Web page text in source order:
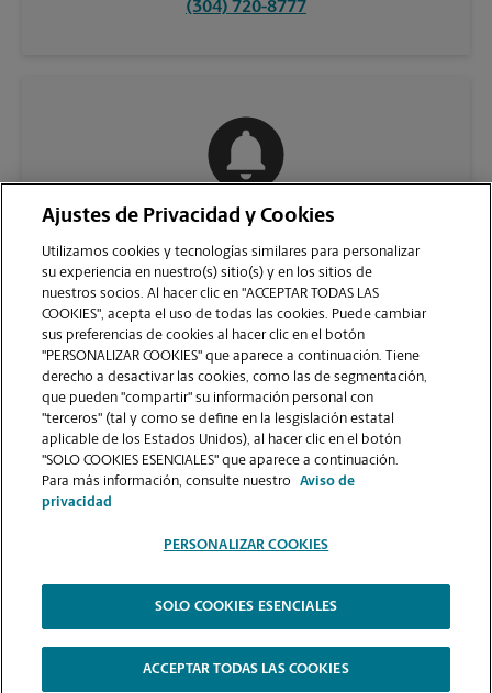
(304) 720-8777
VER LA PÁGINA DE LA TIENDA
2026.
The UPS Store | Aviso de Privacidad | Términos de Uso del Sitio Web |
Contraste Alto
Ajustes de Privacidad y Cookies
Utilizamos cookies y tecnologías similares para personalizar
su experiencia en nuestro(s) sitio(s) y en los sitios de
nuestros socios. Al hacer clic en "ACCEPTAR TODAS LAS
COOKIES", acepta el uso de todas las cookies. Puede cambiar
sus preferencias de cookies al hacer clic en el botón
"PERSONALIZAR COOKIES" que aparece a continuación. Tiene
derecho a desactivar las cookies, como las de segmentación,
que pueden "compartir" su información personal con
"terceros" (tal y como se define en la lesgislación estatal
aplicable de los Estados Unidos), al hacer clic en el botón
"SOLO COOKIES ESENCIALES" que aparece a continuación.
Para más información, consulte nuestro
Aviso de
privacidad
PERSONALIZAR COOKIES
SOLO COOKIES ESENCIALES
ACCEPTAR TODAS LAS COOKIES